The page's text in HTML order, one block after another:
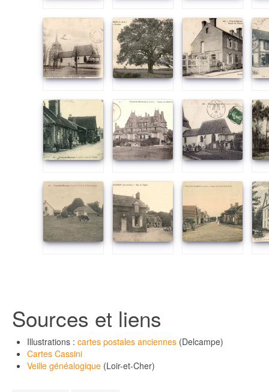
Sources et liens
Illustrations : cartes postales anciennes (Delcampe)
Cartes Cassini
Veille généalogique (Loir-et-Cher)